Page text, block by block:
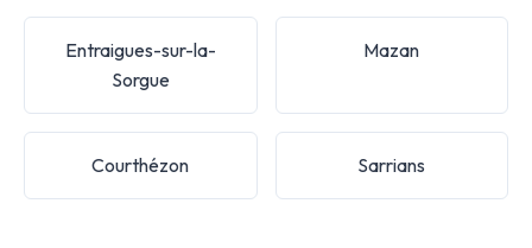
Entraigues-sur-la-
Sorgue
Mazan
Courthézon Sarrians